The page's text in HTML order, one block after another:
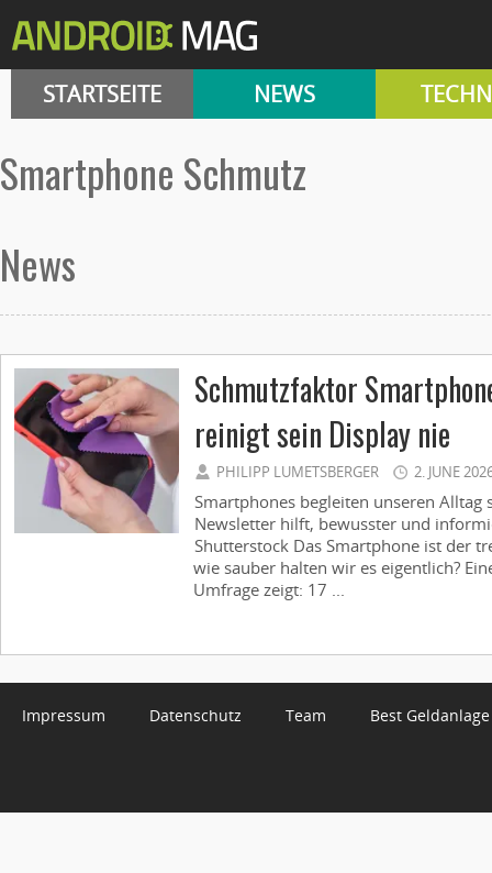
STARTSEITE NEWS
Smartphone Schmutz
News
Schmutzfaktor
reinigt sein Display nie
PHILIPP LUMETSBERGER 2. JUNE
Smartphones begleiten unseren Alltag
Newsletter hilft, bewusster und
Shutterstock Das Smartphone ist der
wie sauber halten wir es eigentlich?
Umfrage zeigt: 17 ...
Impressum Datenschutz Team Best Geldanlage